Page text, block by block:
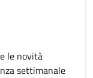
le novità
settimanale